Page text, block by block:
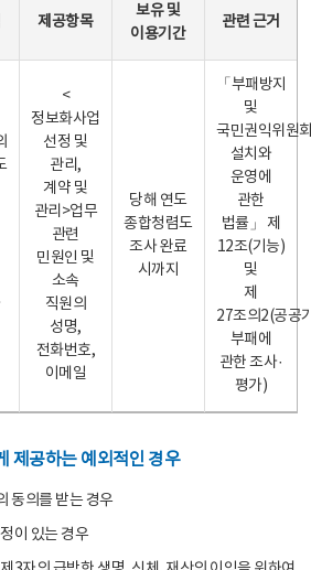
제공항목
보유 및
이용기간
관련 근거
<
정보화사업
선정 및
관리,
계약 및
관리>업무
관련
민원인 및
소속
직원의
성명,
전화번호,
이메일
당해 연도
종합청렴도
조사 완료
시까지
「부패방지
및
국민권익위원
설치와
운영에
관한
법률」 제
12조(기능)
및
제
27조의2(공공
부패에
관한 조사·
평가)
제공하는 예외적인 경우
동의를 받는 경우
이 있는 경우